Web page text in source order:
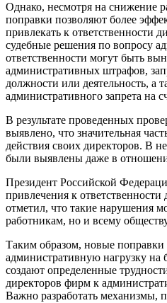
Однако, несмотря на снижение
поправки позволяют более
привлекать к ответственности
судебные решения по вопросу
ответственности могут быть
административных штрафов,
должности или деятельность, а
административного запрета на
В результате проведенных
выявлено, что значительная
действия своих директоров. В
были выявлены даже в
Президент Российской
привлечения к
отметил, что такие нарушения
работникам, но и всему
Таким образом, новые
административную нагрузку на
создают определенные
директоров фирм к
Важно разработать механизмы,